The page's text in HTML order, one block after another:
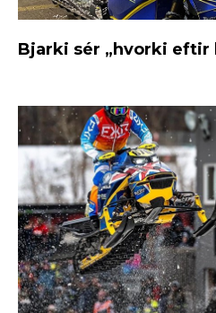
Bjarki sér „hvorki eftir